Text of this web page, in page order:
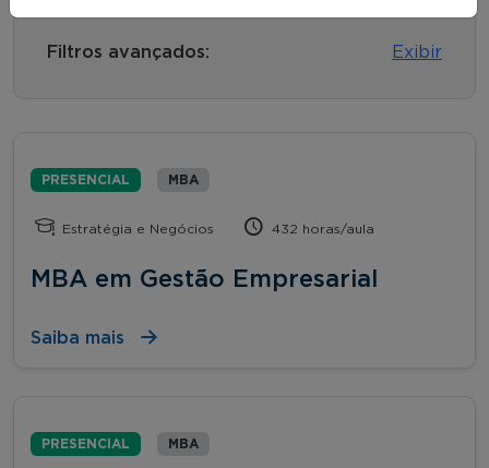
Filtros avançados: Exibir
PRESENCIAL MBA
Estratégia e Negócios 432 horas/aula
MBA em Gestão Empresarial
Saiba mais
PRESENCIAL MBA